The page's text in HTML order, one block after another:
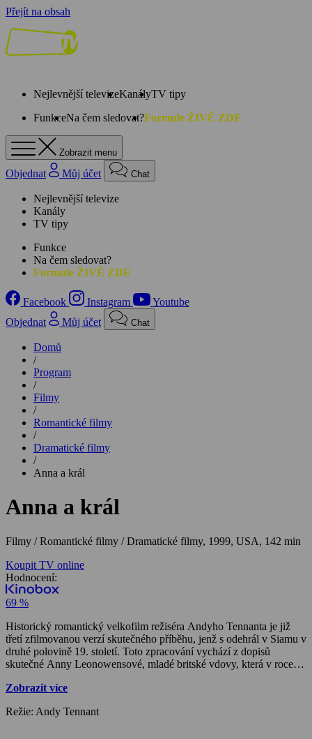
Přejít na obsah
Nejlevnější televizeKanályTV tipy
FunkceNa čem sledovat?Formule ŽIVĚ ZDE
Zobrazit menu
Objednat Můj účet Chat
Nejlevnější televize
Kanály
TV tipy
Funkce
Na čem sledovat?
Formule ŽIVĚ ZDE
Facebook Instagram
Youtube
Objednat
Můj účet Chat
Domů
/
Program
/
Filmy
/
Romantické filmy
/
Dramatické filmy
/
Anna a král
Anna a král
Filmy / Romantické filmy / Dramatické filmy, 1999, USA, 142 min
Koupit TV online
Hodnocení:
69 %
Historický romantický velkofilm režiséra Andyho Tennanta je již
třetí zfilmovanou verzí skutečného příběhu, jenž s odehrál v Siamu v
druhé polovině 19. století. Toto zpracování vychází z dopisů
skutečné Anny Leonowensové, mladé britské vdovy, která v roce
vychovatelka následníka trůnu. Po setkání s králem Mongkutem,
civilizaci, se dozvídá, že bude učit všech jeho padesát osm dětí,
Zobrazit více
Režie: Andy Tennant